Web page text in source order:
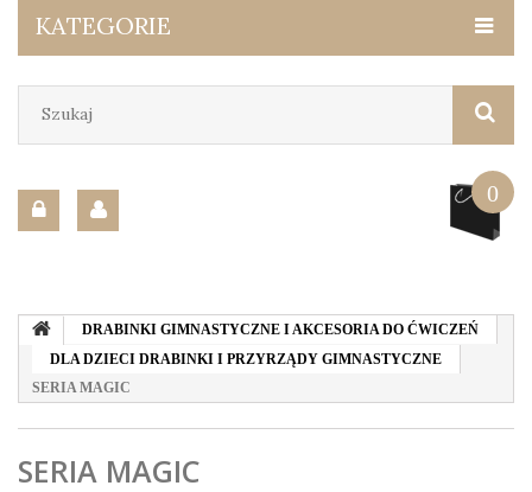
KATEGORIE
0
DRABINKI GIMNASTYCZNE I AKCESORIA DO ĆWICZEŃ
DLA DZIECI DRABINKI I PRZYRZĄDY GIMNASTYCZNE
SERIA MAGIC
SERIA MAGIC